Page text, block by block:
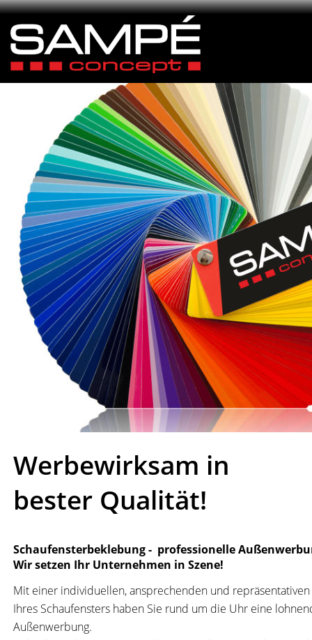
Werbewirksam in
bester Qualität!
Schaufensterbeklebung -  professionelle
Wir setzen Ihr Unternehmen in Szene!
Mit einer individuellen, ansprechenden und
Ihres Schaufensters haben Sie rund um die Uhr eine
Außenwerbung.